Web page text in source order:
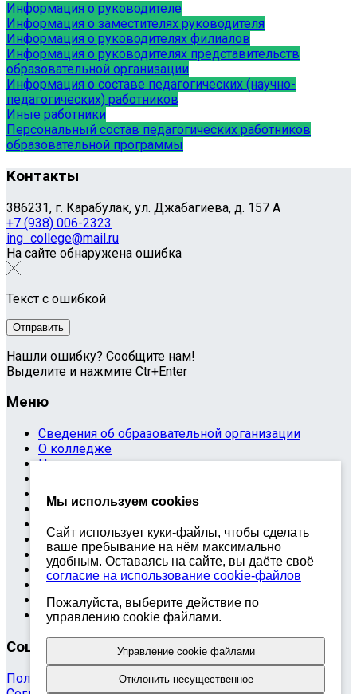
Информация о руководителе
Информация о заместителях руководителя
Информация о руководителях филиалов
Информация о руководителях представительств
образовательной организации
Информация о составе педагогических (научно-
педагогических) работников
Иные работники
Персональный состав педагогических работников
образовательной программы
Контакты
386231, г. Карабулак, ул. Джабагиева, д. 157 А
+7 (938) 006-2323
ing_college@mail.ru
На сайте обнаружена ошибка
Текст с ошибкой
Нашли ошибку? Сообщите нам!
Выделите и нажмите Ctr+Enter
Меню
Сведения об образовательной организации
О колледже
Направления
Студентам
Преподавателям
Выпускникам
Контакты
Обращения
Противодействие коррупции
Информационная безопасность
Антитеррористическая защищенность
Карта сайта
Социальные сети
Политика обработки персональных данных
Мы используем cookies
Сайт использует куки-файлы, чтобы сделать
ваше пребывание на нём максимально
удобным. Оставаясь на сайте, вы даёте своё
согласие на использование cookie-файлов
Пожалуйста, выберите действие по
управлению cookie файлами.
Управление cookie файлами
Отклонить несущественное